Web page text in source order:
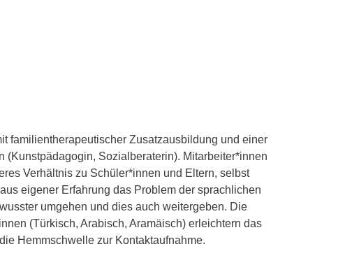
familientherapeutischer Zusatzausbildung und einer
Sozialberaterin). Mitarbeiter*innen
Verhältnis zu Schüler*innen und Eltern, selbst
eigener Erfahrung das Problem der sprachlichen
umgehen und dies auch weitergeben. Die
(Türkisch, Arabisch, Aramäisch) erleichtern das
Hemmschwelle zur Kontaktaufnahme.